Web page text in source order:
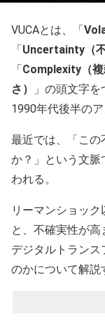
VUCAとは、「
「Uncertainty（
「Complexity（複
さ）
」の頭文字
1990年代後半の
最近では、「この
か？」という文脈
われる。
リーマンショッ
と、不確実性が高
デジタルトラン
のかについて解説